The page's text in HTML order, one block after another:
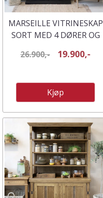
MARSEILLE VITRINESKAP
SORT MED 4 DØRER OG
26.900,- 19.900,-
Kjøp